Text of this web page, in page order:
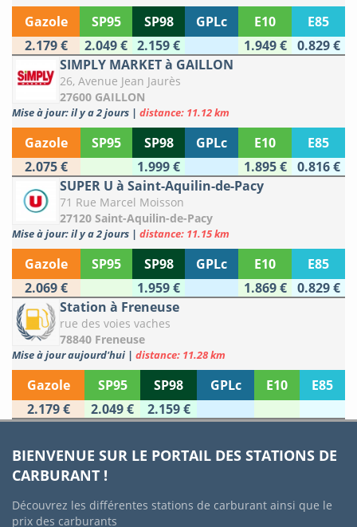
Gazole SP95 SP98 GPLc E10
E85
2.179 €
2.049 € 2.159 € 1.949 €
0.829 €
SIMPLY MARKET à GAILLON
26, Avenue Jean Jaurès
27600 GAILLON
Mise à jour: il y a 2 jours | distance: 11.12 km
Gazole SP95 SP98 GPLc E10
E85
2.075 €
1.999 € 1.895 €
0.816 €
SUPER U à Saint-Aquilin-de-Pacy
71 Rue Marcel Moisson
27120 Saint-Aquilin-de-Pacy
Mise à jour: il y a 2 jours | distance: 11.15 km
Gazole SP95 SP98 GPLc E10
E85
2.069 €
1.959 € 1.869 €
0.829 €
Station à Freneuse
rue des voies vaches
78840 Freneuse
Mise à jour aujourd'hui | distance: 11.28 km
Gazole SP95 SP98 GPLc E10
E85
2.179 €
2.049 € 2.159 €
BIENVENUE SUR LE PORTAIL DES STATIONS DE
CARBURANT !
Découvrez les différentes stations de carburant ainsi que le
prix des carburants